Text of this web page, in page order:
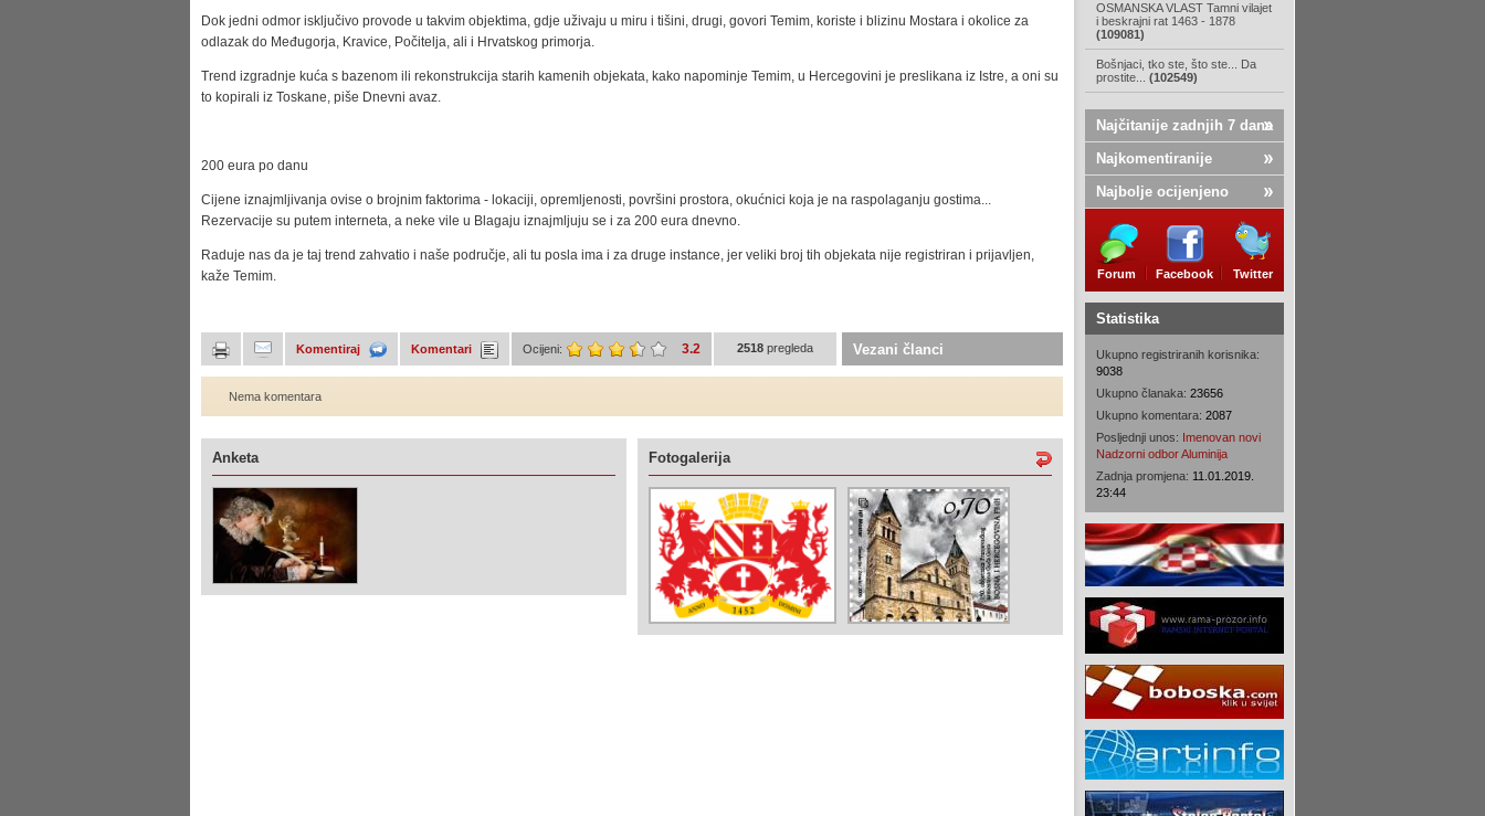
OSMANSKA VLAST Tamni vilajet
i beskrajni rat 1463 - 1878
(109081)
Bošnjaci, tko ste, što ste... Da
prostite... (102549)
Najčitanije zadnjih 7 dana
Najkomentiranije
Najbolje ocijenjeno
Forum Facebook Twitter
Statistika
Ukupno registriranih korisnika:
9038
Ukupno članaka: 23656
Ukupno komentara: 2087
Posljednji unos: Imenovan novi
Nadzorni odbor Aluminija
Zadnja promjena: 11.01.2019.
23:44
Dok jedni odmor isključivo provode u takvim objektima, gdje uživaju u miru i tišini, drugi, govori Temim, koriste i blizinu Mostara i okolice za
odlazak do Međugorja, Kravice, Počitelja, ali i Hrvatskog primorja.
Trend izgradnje kuća s bazenom ili rekonstrukcija starih kamenih objekata, kako napominje Temim, u Hercegovini je preslikana iz Istre, a oni su
to kopirali iz Toskane, piše Dnevni avaz.
200 eura po danu
Cijene iznajmljivanja ovise o brojnim faktorima - lokaciji, opremljenosti, površini prostora, okućnici koja je na raspolaganju gostima...
Rezervacije su putem interneta, a neke vile u Blagaju iznajmljuju se i za 200 eura dnevno.
Raduje nas da je taj trend zahvatio i naše područje, ali tu posla ima i za druge instance, jer veliki broj tih objekata nije registriran i prijavljen,
kaže Temim.
Komentiraj Komentari Ocijeni: 3.2 2518 pregleda Vezani članci
Nema komentara
Anketa Fotogalerija